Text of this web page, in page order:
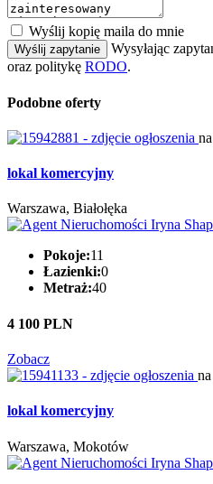
Wyślij kopię maila do mnie
Wyślij zapytanie Wysyłając
oraz politykę RODO.
Podobne oferty
lokal komercyjny
Warszawa, Białołęka
Pokoje:11
Łazienki:0
Metraż:40
4 100 PLN
Zobacz
lokal komercyjny
Warszawa, Mokotów